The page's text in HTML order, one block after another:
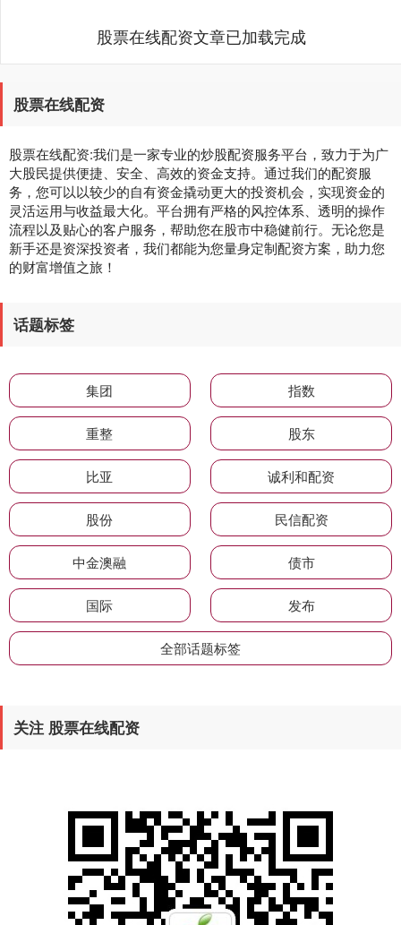
股票在线配资文章已加载完成
股票在线配资
股票在线配资:我们是一家专业的炒股配资服务平台，致力于为广
大股民提供便捷、安全、高效的资金支持。通过我们的配资服
务，您可以以较少的自有资金撬动更大的投资机会，实现资金的
灵活运用与收益最大化。平台拥有严格的风控体系、透明的操作
流程以及贴心的客户服务，帮助您在股市中稳健前行。无论您是
新手还是资深投资者，我们都能为您量身定制配资方案，助力您
的财富增值之旅！
话题标签
集团 指数
重整 股东
比亚 诚利和配资
股份 民信配资
中金澳融 债市
国际 发布
全部话题标签
关注 股票在线配资